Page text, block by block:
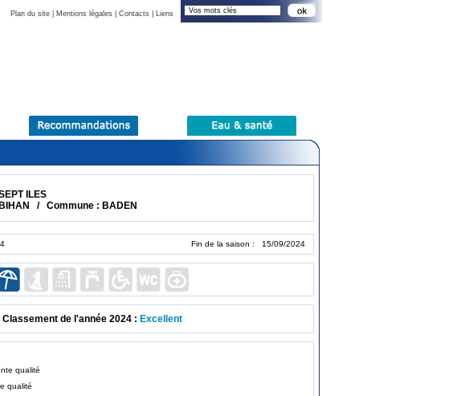
Plan du site| Mentions légales| Contacts| Liens
ILES
/ Commune : BADEN
Fin de la saison : 15/09/2024
Classement de l'année 2024 : Excellent
qualité
qualité